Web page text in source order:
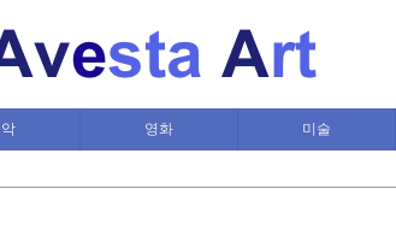
영화 미술